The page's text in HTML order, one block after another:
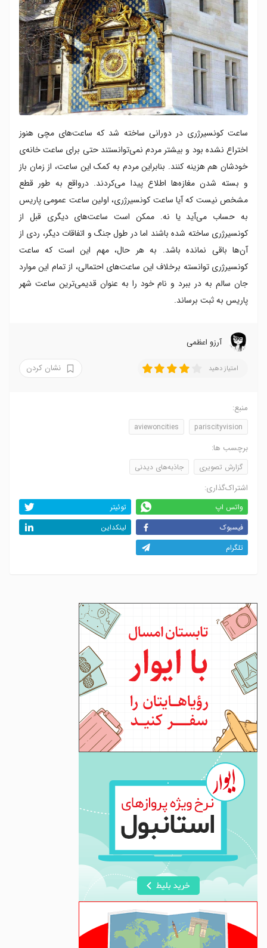
ساعت کونسیرژری در دورانی ساخته شد که ساعت‌های مچی هنوز
اختراع نشده بود و بیشتر مردم نمی‌توانستند حتی برای ساعت خانه‌ی
خودشان هم هزینه کنند. بنابراین مردم به کمک این ساعت، از زمان باز
و بسته شدن مغازه‌ها اطلاع پیدا می‌کردند. درواقع به طور قطع
مشخص نیست که آیا ساعت کونسیرژری، اولین ساعت عمومی پاریس
به حساب می‌آید یا نه. ممکن است ساعت‌های دیگری قبل از
کونسیرژری ساخته شده باشند اما در طول جنگ و اتفاقات دیگر، ردی از
آن‌ها باقی نمانده باشد. به هر حال، مهم این است که ساعت
کونسیرژری توانسته برخلاف این ساعت‌های احتمالی، از تمام این موارد
جان سالم به در ببرد و نام خود را به عنوان قدیمی‌ترین ساعت شهر
پاریس به ثبت برساند.
آرزو اعظمی
امتیاز دهید نشان کردن
منبع:
pariscityvision
aviewoncities
برچسب ها:
گزارش تصویری جاذبه‌های دیدنی
اشتراک‌گذاری:
واتس اپ
توئیتر
فیسبوک
لینکداین
تلگرام